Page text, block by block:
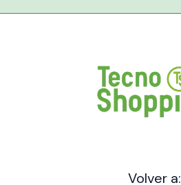
Volver a: